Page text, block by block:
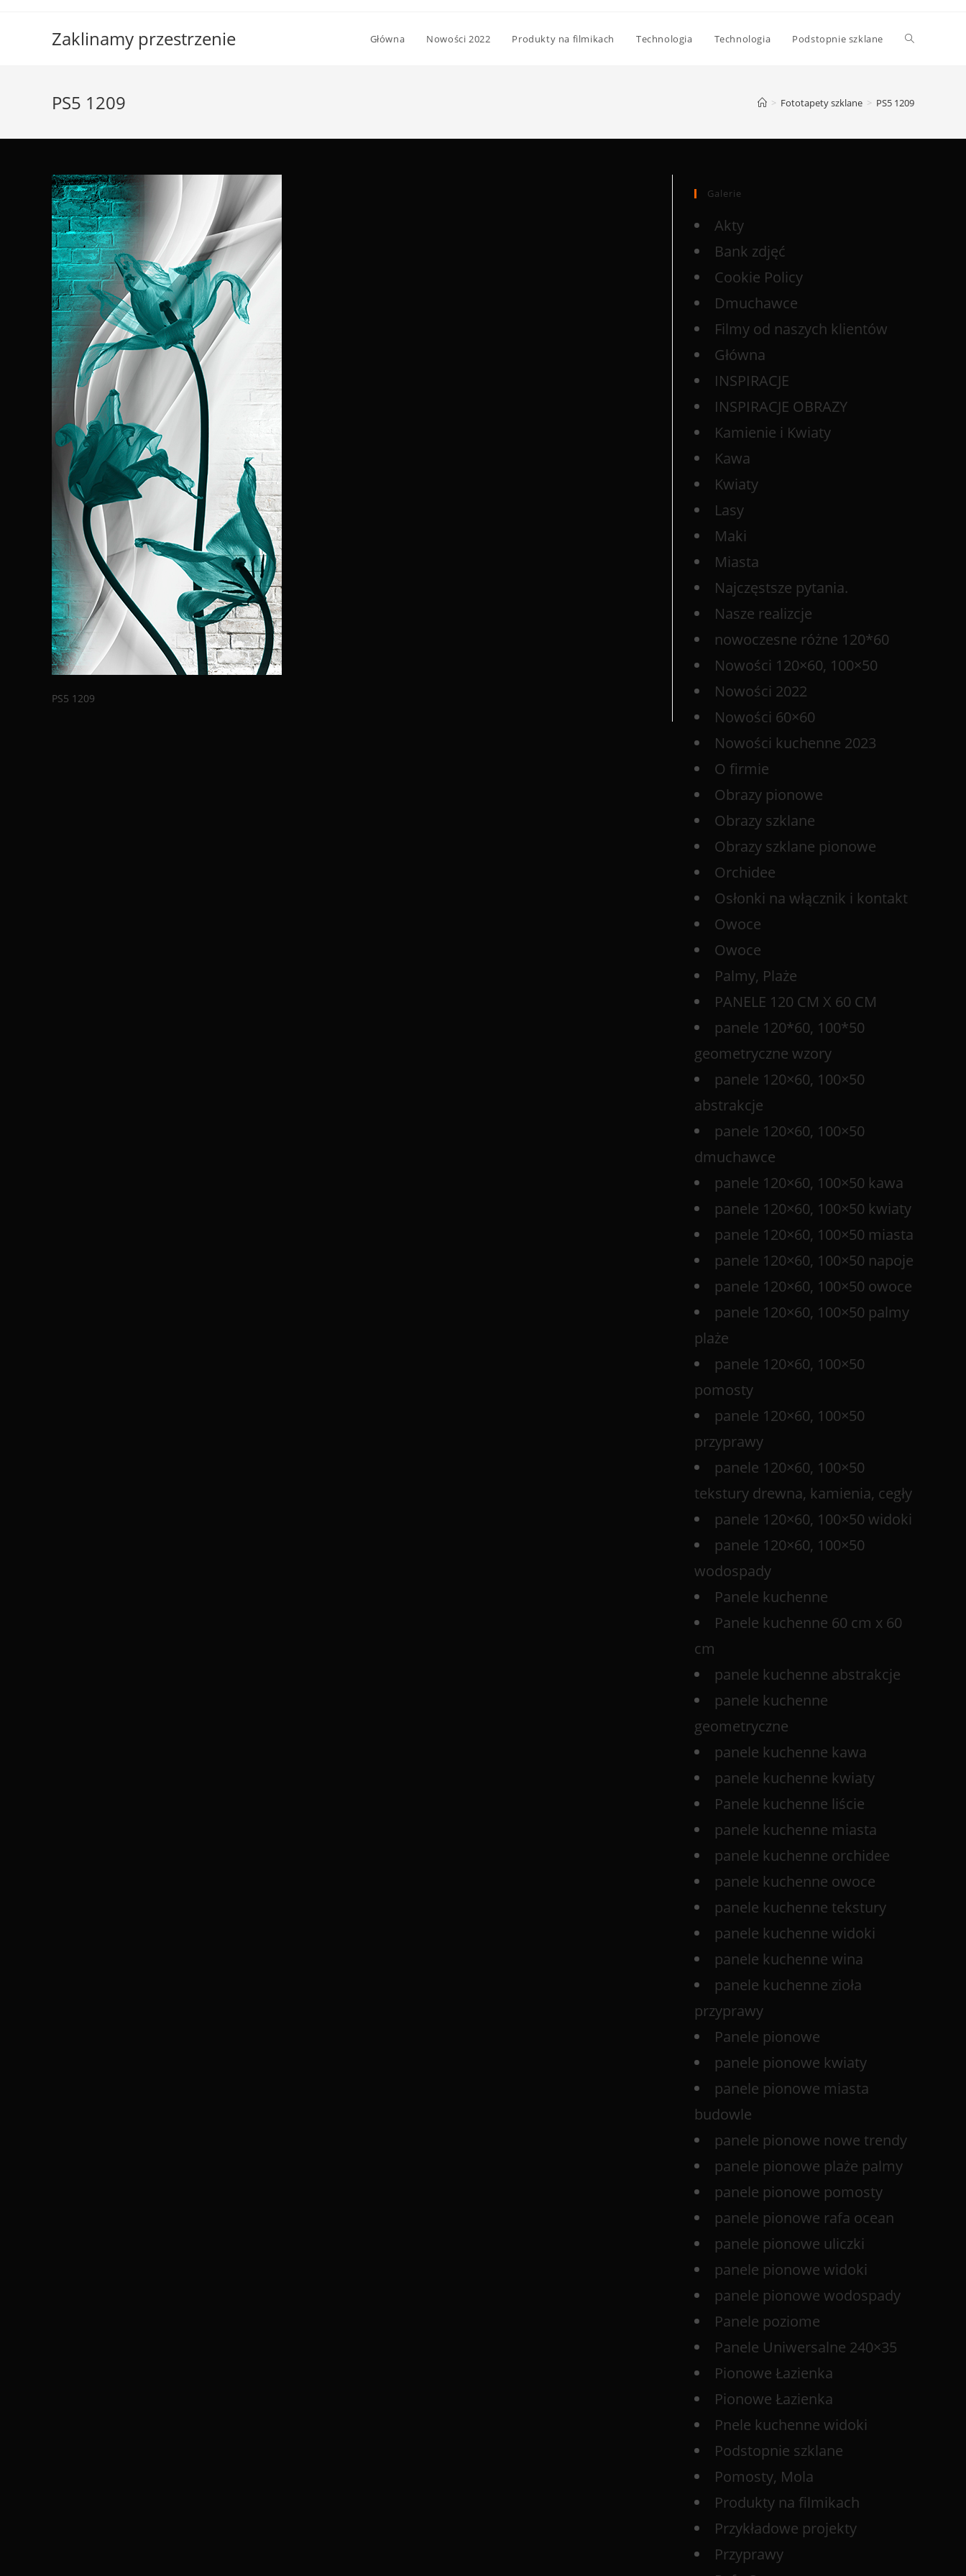
Zaklinamy przestrzenie Główna Nowości 2022 Produkty na filmikach Technologia Technologia Podstopnie szklane
PS5 1209 > Fototapety szklane > PS5 1209
PS5 1209
Galerie
Akty
Bank zdjęć
Cookie Policy
Dmuchawce
Filmy od naszych klientów
Główna
INSPIRACJE
INSPIRACJE OBRAZY
Kamienie i Kwiaty
Kawa
Kwiaty
Lasy
Maki
Miasta
Najczęstsze pytania.
Nasze realizcje
nowoczesne różne 120*60
Nowości 120×60, 100×50
Nowości 2022
Nowości 60×60
Nowości kuchenne 2023
O firmie
Obrazy pionowe
Obrazy szklane
Obrazy szklane pionowe
Orchidee
Osłonki na włącznik i kontakt
Owoce
Owoce
Palmy, Plaże
PANELE 120 CM X 60 CM
panele 120*60, 100*50
geometryczne wzory
panele 120×60, 100×50
abstrakcje
panele 120×60, 100×50
dmuchawce
panele 120×60, 100×50 kawa
panele 120×60, 100×50 kwiaty
panele 120×60, 100×50 miasta
panele 120×60, 100×50 napoje
panele 120×60, 100×50 owoce
panele 120×60, 100×50 palmy
plaże
panele 120×60, 100×50
pomosty
panele 120×60, 100×50
przyprawy
panele 120×60, 100×50
tekstury drewna, kamienia, cegły
panele 120×60, 100×50 widoki
panele 120×60, 100×50
wodospady
Panele kuchenne
Panele kuchenne 60 cm x 60
cm
panele kuchenne abstrakcje
panele kuchenne
geometryczne
panele kuchenne kawa
panele kuchenne kwiaty
Panele kuchenne liście
panele kuchenne miasta
panele kuchenne orchidee
panele kuchenne owoce
panele kuchenne tekstury
panele kuchenne widoki
panele kuchenne wina
panele kuchenne zioła
przyprawy
Panele pionowe
panele pionowe kwiaty
panele pionowe miasta
budowle
panele pionowe nowe trendy
panele pionowe plaże palmy
panele pionowe pomosty
panele pionowe rafa ocean
panele pionowe uliczki
panele pionowe widoki
panele pionowe wodospady
Panele poziome
Panele Uniwersalne 240×35
Pionowe Łazienka
Pionowe Łazienka
Pnele kuchenne widoki
Podstopnie szklane
Pomosty, Mola
Produkty na filmikach
Przykładowe projekty
Przyprawy